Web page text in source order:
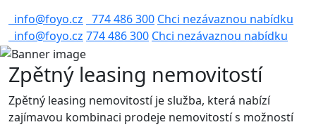
info@foyo.cz 774 486 300 Chci nezávaznou nabídku
info@foyo.cz 774 486 300 Chci nezávaznou nabídku
Zpětný leasing nemovitostí
Zpětný leasing nemovitostí je služba, která nabízí
zajímavou kombinaci prodeje nemovitostí s možností